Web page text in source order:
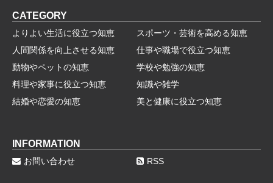
CATEGORY
よりよい生活に役立つ知恵
スポーツ・芸術を高める知恵
人間関係を向上させる知恵
仕事や職場で役立つ知恵
動物やペットの知恵
学校や勉強の知恵
料理や家事に役立つ知恵
知識や雑学
結婚や恋愛の知恵
美と健康に役立つ知恵
INFORMATION
お問い合わせ RSS